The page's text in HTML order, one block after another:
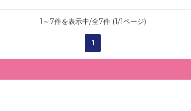
1 ～ 7件を表示中/全7件 (1/1ページ)
1